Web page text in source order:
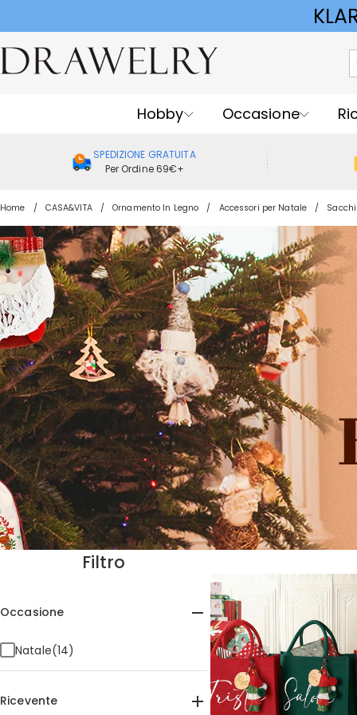
Hobby Occasione
SPEDIZIONE GRATUITA
Per Ordine 69€+
Home CASA&VITA Ornamento In Legno Accessori per Natale
Filtro
Occasione
Natale(14)
Ricevente